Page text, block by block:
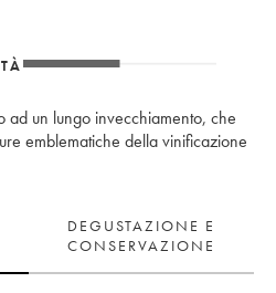
ad un lungo invecchiamento, che
emblematiche della vinificazione
DEGUSTAZIONE E
CONSERVAZIONE